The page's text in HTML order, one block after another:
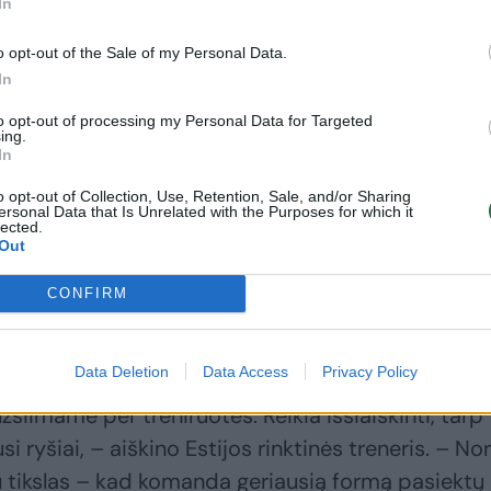
opt-out of the Sale of my Personal Data.
opt-out of processing my Personal Data for Targeted
opt-out of Collection, Use, Retention, Sale, and/or Sharing
Data that Is Unrelated with the Purposes for which it
CONFIRM
Data Deletion Data Access Privacy Policy
akiratyje buvę žaidėjai, o prisidėti prie
Henri Veesaaras, kuris kelis praėjusius sezonus
mokykloje, o šių metų rudenį pradės
atidarydamas treniruočių stovyklą J.Toijala
ir pasiruošę dirbti“.
nebuvo tokia didelė, todėl dabar reikia
per treniruotes. Reikia išsiaiškinti, tarp
ryšiai, – aiškino Estijos rinktinės treneris. –
– kad komanda geriausią formą pasiektų